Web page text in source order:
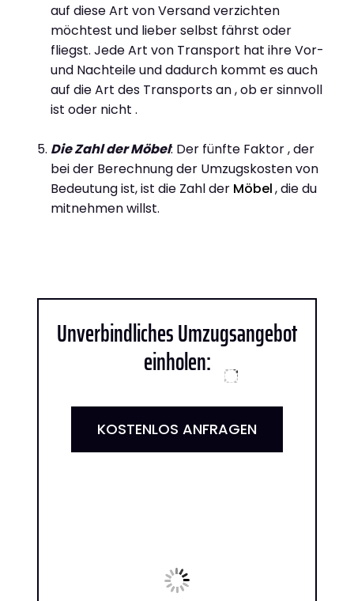
auf diese Art von Versand verzichten
möchtest und lieber selbst fährst oder
fliegst. Jede Art von Transport hat ihre Vor-
und Nachteile und dadurch kommt es auch
auf die Art des Transports an , ob er sinnvoll
ist oder nicht .
Die Zahl der Möbel: Der fünfte Faktor , der
bei der Berechnung der Umzugskosten von
Bedeutung ist, ist die Zahl der Möbel, die du
mitnehmen willst.
Unverbindliches Umzugsangebot
einholen:
KOSTENLOS ANFRAGEN